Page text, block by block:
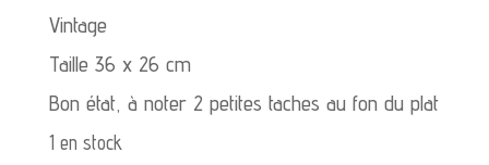
Vintage
Taille 36 x 26 cm
Bon état, à noter 2 petites taches au fon du plat
1 en stock